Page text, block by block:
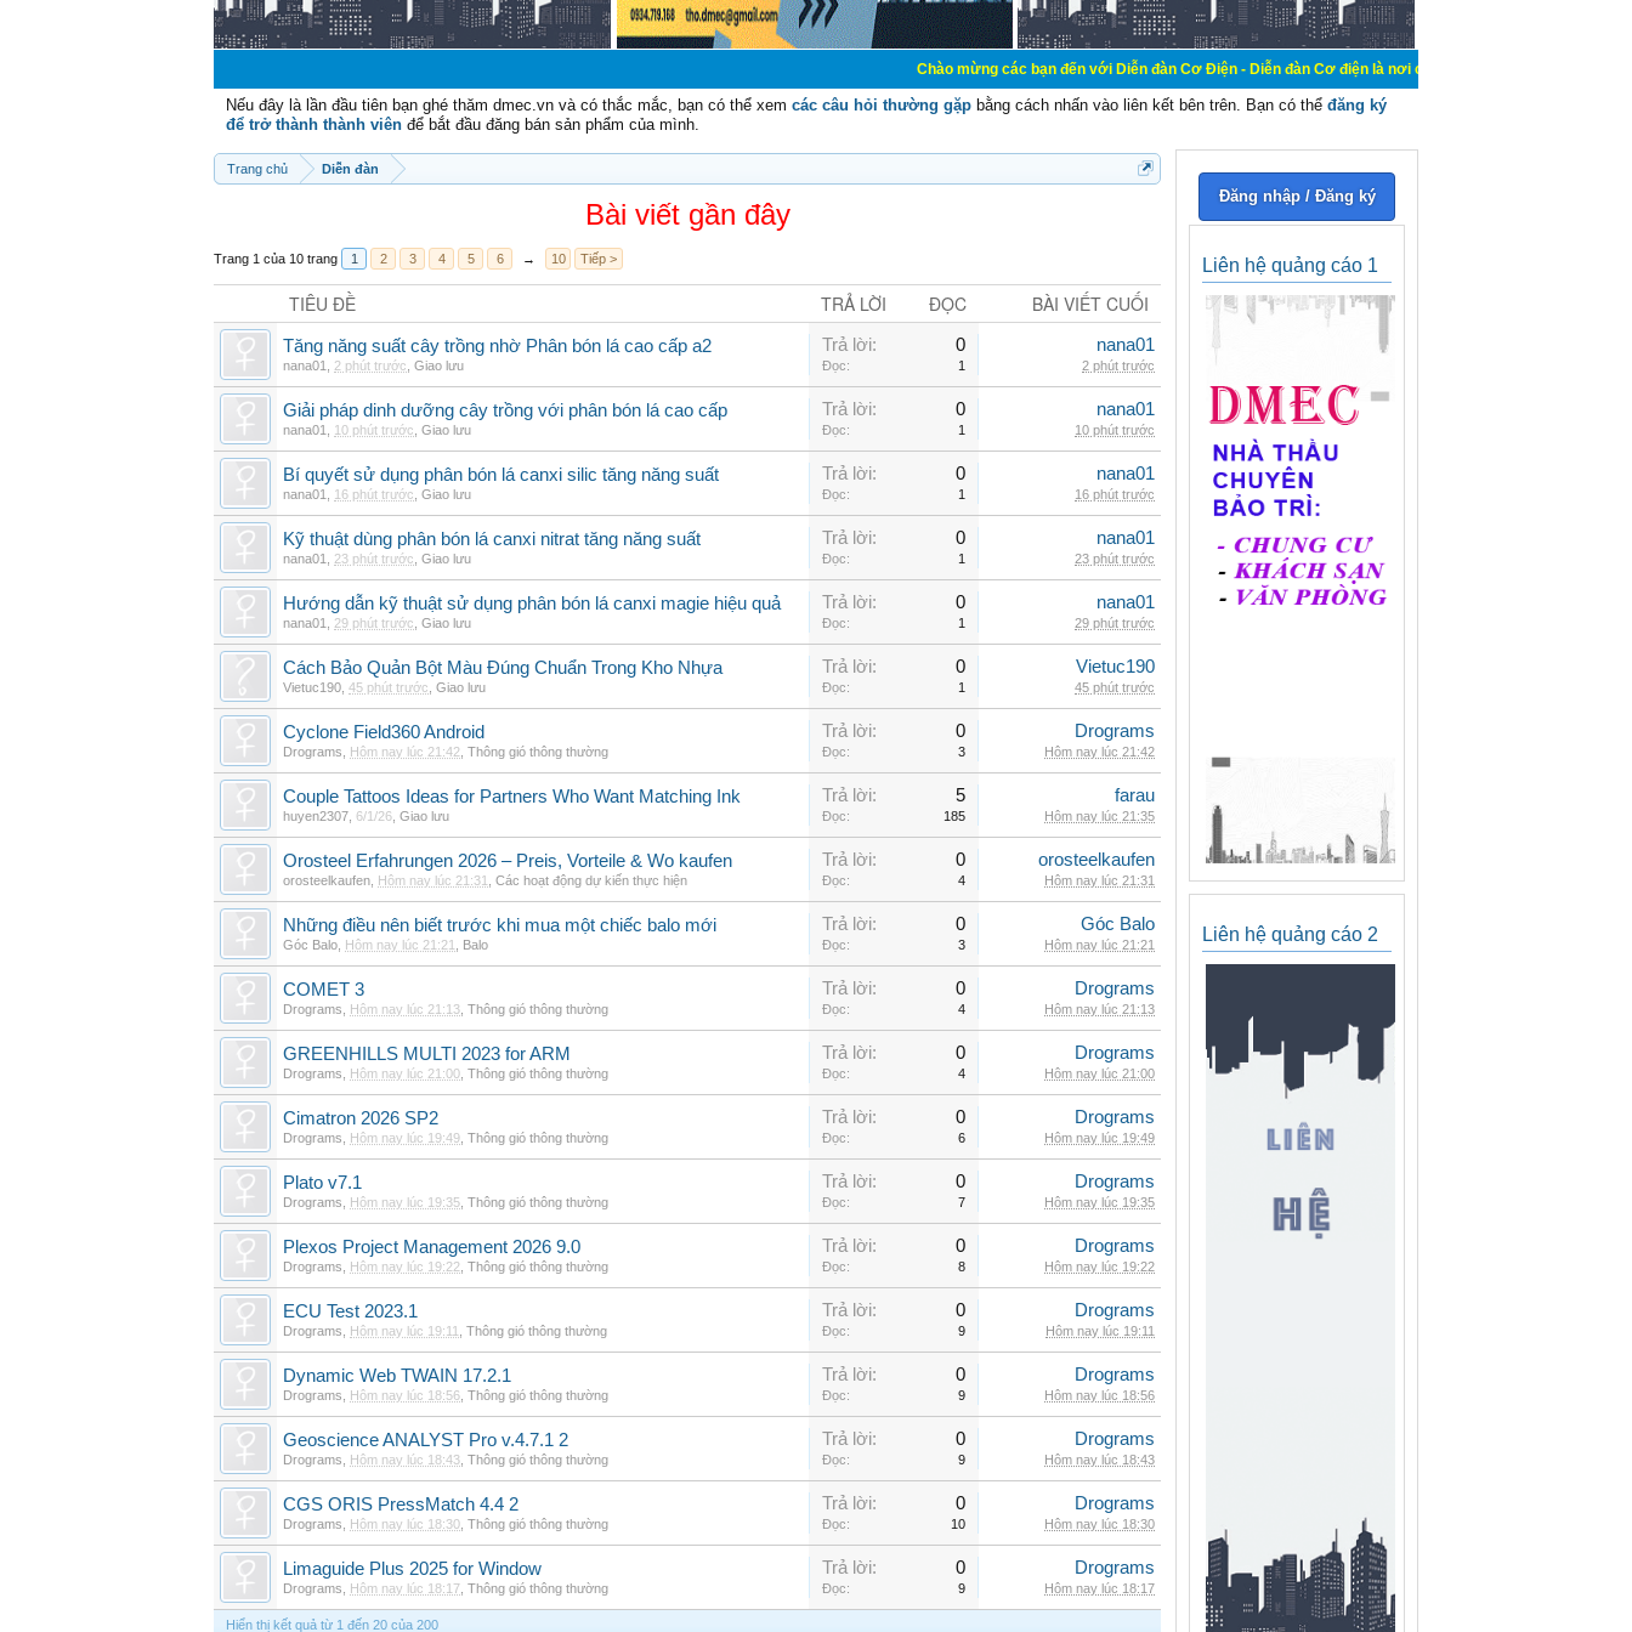
Chào mừng các bạn đến với Diễn đàn Cơ Điện - Diễn đàn Cơ điện là nơi chia sẽ kiến thức kinh nghiệm trong
Nếu đây là lần đầu tiên bạn ghé thăm dmec.vn và có thắc mắc, bạn có thể xem các câu hỏi thường gặp bằng cách nhấn vào liên kết bên trên. Bạn có thể đăng ký
để trở thành thành viên để bắt đầu đăng bán sản phẩm của mình.
Trang chủ Diễn đàn
Bài viết gần đây
Trang 1 của 10 trang 1 2 3 4 5 6 → 10 Tiếp >
TIÊU ĐỀ TRẢ LỜI ĐỌC BÀI VIẾT CUỐI
Tăng năng suất cây trồng nhờ Phân bón lá cao cấp a2
nana01 2 phút trước Giao lưu
Trả lời: 0
Đọc: 1
nana01
2 phút trước
Giải pháp dinh dưỡng cây trồng với phân bón lá cao cấp
nana01 10 phút trước Giao lưu
Trả lời: 0
Đọc: 1
nana01
10 phút trước
Bí quyết sử dụng phân bón lá canxi silic tăng năng suất
nana01 16 phút trước Giao lưu
Trả lời: 0
Đọc: 1
nana01
16 phút trước
Kỹ thuật dùng phân bón lá canxi nitrat tăng năng suất
nana01 23 phút trước Giao lưu
Trả lời: 0
Đọc: 1
nana01
23 phút trước
Hướng dẫn kỹ thuật sử dụng phân bón lá canxi magie hiệu quả
nana01 29 phút trước Giao lưu
Trả lời: 0
Đọc: 1
nana01
29 phút trước
Cách Bảo Quản Bột Màu Đúng Chuẩn Trong Kho Nhựa
Vietuc190 45 phút trước Giao lưu
Trả lời: 0
Đọc: 1
Vietuc190
45 phút trước
Cyclone Field360 Android
Drograms Hôm nay lúc 21:42 Thông gió thông thường
Trả lời: 0
Đọc: 3
Drograms
Hôm nay lúc 21:42
Couple Tattoos Ideas for Partners Who Want Matching Ink
huyen2307 6/1/26 Giao lưu
Trả lời: 5
Đọc: 185
farau
Hôm nay lúc 21:35
Orosteel Erfahrungen 2026 – Preis, Vorteile & Wo kaufen
orosteelkaufen Hôm nay lúc 21:31 Các hoạt động dự kiến thực hiện
Trả lời: 0
Đọc: 4
orosteelkaufen
Hôm nay lúc 21:31
Những điều nên biết trước khi mua một chiếc balo mới
Góc Balo Hôm nay lúc 21:21 Balo
Trả lời: 0
Đọc: 3
Góc Balo
Hôm nay lúc 21:21
COMET 3
Drograms Hôm nay lúc 21:13 Thông gió thông thường
Trả lời: 0
Đọc: 4
Drograms
Hôm nay lúc 21:13
GREENHILLS MULTI 2023 for ARM
Drograms Hôm nay lúc 21:00 Thông gió thông thường
Trả lời: 0
Đọc: 4
Drograms
Hôm nay lúc 21:00
Cimatron 2026 SP2
Drograms Hôm nay lúc 19:49 Thông gió thông thường
Trả lời: 0
Đọc: 6
Drograms
Hôm nay lúc 19:49
Plato v7.1
Drograms Hôm nay lúc 19:35 Thông gió thông thường
Trả lời: 0
Đọc: 7
Drograms
Hôm nay lúc 19:35
Plexos Project Management 2026 9.0
Drograms Hôm nay lúc 19:22 Thông gió thông thường
Trả lời: 0
Đọc: 8
Drograms
Hôm nay lúc 19:22
ECU Test 2023.1
Drograms Hôm nay lúc 19:11 Thông gió thông thường
Trả lời: 0
Đọc: 9
Drograms
Hôm nay lúc 19:11
Dynamic Web TWAIN 17.2.1
Drograms Hôm nay lúc 18:56 Thông gió thông thường
Trả lời: 0
Đọc: 9
Drograms
Hôm nay lúc 18:56
Geoscience ANALYST Pro v.4.7.1 2
Drograms Hôm nay lúc 18:43 Thông gió thông thường
Trả lời: 0
Đọc: 9
Drograms
Hôm nay lúc 18:43
CGS ORIS PressMatch 4.4 2
Drograms Hôm nay lúc 18:30 Thông gió thông thường
Trả lời: 0
Đọc: 10
Drograms
Hôm nay lúc 18:30
Limaguide Plus 2025 for Window
Drograms Hôm nay lúc 18:17 Thông gió thông thường
Trả lời: 0
Đọc: 9
Drograms
Hôm nay lúc 18:17
Hiển thị kết quả từ 1 đến 20 của 200
Đăng nhập / Đăng ký
Liên hệ quảng cáo 1
Liên hệ quảng cáo 2